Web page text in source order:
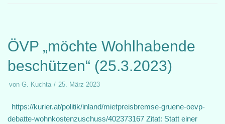
ÖVP „möchte Wohlhabende
beschützen“ (25.3.2023)
von G. Kuchta 25. März 2023
https://kurier.at/politik/inland/mietpreisbremse-gruene-oevp-
debatte-wohnkostenzuschuss/402373167 Zitat: Statt einer